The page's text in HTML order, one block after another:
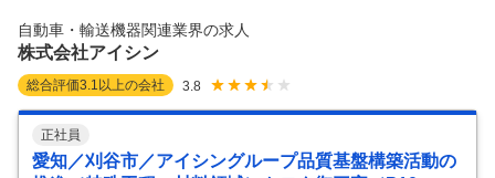
◎家族手当・独身寮など充実した福利厚生制度あり ■業務概要 同社の生
産技術本部「革新モノづくり部」にて、大型・小型加工機やプレス機、
ク…
自動車・輸送機器関連業界の求人
株式会社アイシン
総合評価3.1 以上の会社 3.8
正社員
愛知／刈谷市／アイシングループ品質基盤構築活動の